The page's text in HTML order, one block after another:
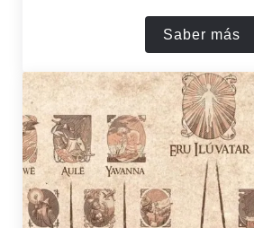
Saber más